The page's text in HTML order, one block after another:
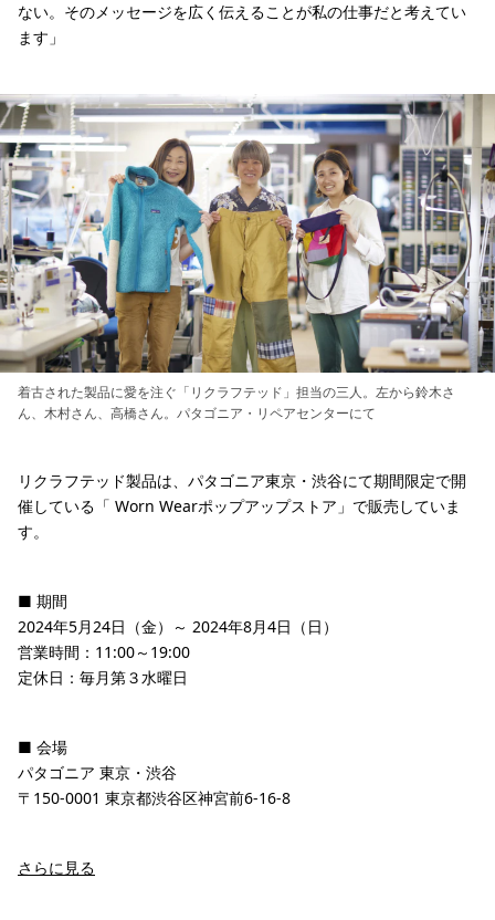
ない。そのメッセージを広く伝えることが私の仕事だと考えてい
ます」
着古された製品に愛を注ぐ「リクラフテッド」担当の三人。左から鈴木さ
ん、木村さん、高橋さん。パタゴニア・リペアセンターにて
リクラフテッド製品は、パタゴニア東京・渋谷にて期間限定で開
催している「 Worn Wearポップアップストア」で販売していま
す。
■ 期間
2024年5月24日（金）～ 2024年8月4日（日）
営業時間：11:00～19:00
定休日：毎月第３水曜日
■ 会場
パタゴニア 東京・渋谷
〒150-0001 東京都渋谷区神宮前6-16-8
さらに見る